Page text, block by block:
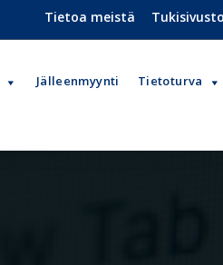
Tietoa meistä Tukisivusto
Jälleenmyynti Tietoturva